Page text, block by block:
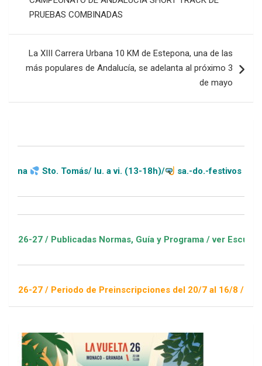
PRUEBAS COMBINADAS
La XIII Carrera Urbana 10 KM de Estepona, una de las
más populares de Andalucía, se adelanta al próximo 3
de mayo
Tomás/ lu. a vi. (13-18h)/ sa.-do.-festivos (11-20h)
Publicadas Normas, Guía y Programa / ver Escuelas
Periodo de Preinscripciones del 20/7 al 16/8 / Sorteo 1 de